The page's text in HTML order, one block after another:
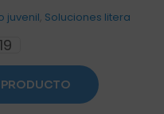
juvenil Soluciones litera